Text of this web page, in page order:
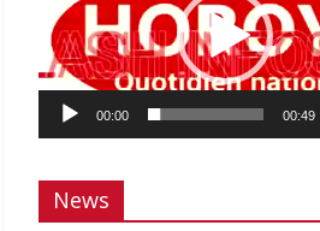
00:00 00:49
News